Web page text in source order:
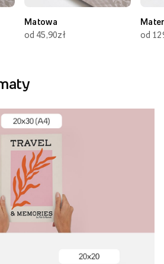
Matowa
od 45,90zł
od